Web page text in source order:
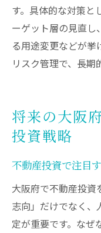
す。具体的な対策と
ーゲット層の見直し
る用途変更などが挙
リスク管理で、長期
将来の大阪
投資戦略
不動産投資で注目
大阪府で不動産投資
志向」だけでなく
定が重要です。なぜ